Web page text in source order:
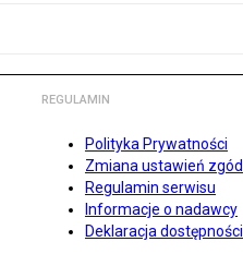
REGULAMIN
Polityka Prywatności
Zmiana ustawień zgód
Regulamin serwisu
Informacje o nadawcy
Deklaracja dostępności